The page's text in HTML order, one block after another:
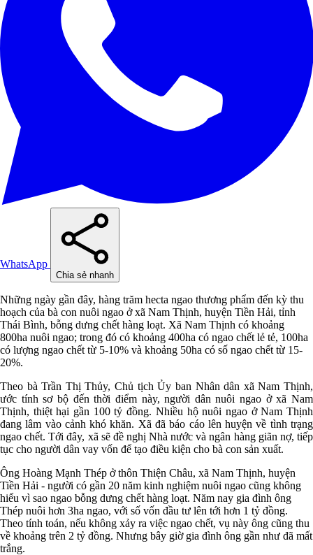
WhatsApp
Chia sẻ nhanh
Những ngày gần đây, hàng trăm hecta ngao thương phẩm đến kỳ thu
hoạch của bà con nuôi ngao ở xã Nam Thịnh, huyện Tiền Hải, tỉnh
Thái Bình, bỗng dưng chết hàng loạt. Xã Nam Thịnh có khoảng
800ha nuôi ngao; trong đó có khoảng 400ha có ngao chết lẻ tẻ, 100ha
có lượng ngao chết từ 5-10% và khoảng 50ha có số ngao chết từ 15-
20%.
Theo bà Trần Thị Thủy, Chủ tịch Ủy ban Nhân dân xã Nam Thịnh,
ước tính sơ bộ đến thời điểm này, người dân nuôi ngao ở xã Nam
Thịnh, thiệt hại gần 100 tỷ đồng. Nhiều hộ nuôi ngao ở Nam Thịnh
đang lâm vào cảnh khó khăn. Xã đã báo cáo lên huyện về tình trạng
ngao chết. Tới đây, xã sẽ đề nghị Nhà nước và ngân hàng giãn nợ, tiếp
tục cho người dân vay vốn để tạo điều kiện cho bà con sản xuất.
Ông Hoàng Mạnh Thép ở thôn Thiện Châu, xã Nam Thịnh, huyện
Tiền Hải - người có gần 20 năm kinh nghiệm nuôi ngao cũng không
hiểu vì sao ngao bỗng dưng chết hàng loạt. Năm nay gia đình ông
Thép nuôi hơn 3ha ngao, với số vốn đầu tư lên tới hơn 1 tỷ đồng.
Theo tính toán, nếu không xảy ra việc ngao chết, vụ này ông cũng thu
về khoảng trên 2 tỷ đồng. Nhưng bây giờ gia đình ông gần như đã mất
trắng.